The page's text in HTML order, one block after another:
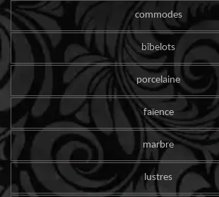
commodes
bibelots
porcelaine
faïence
marbre
lustres